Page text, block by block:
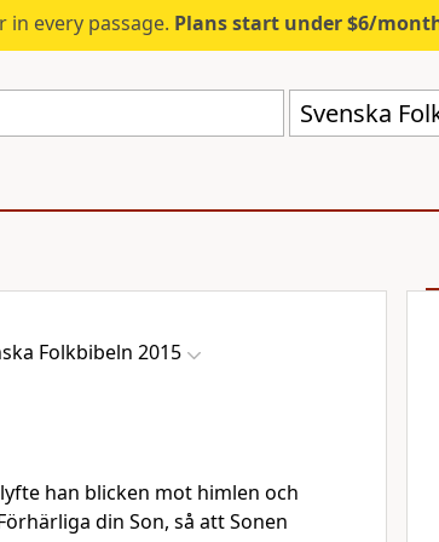
in every passage. Plans start under $6/
Svenska
Folkbibeln 2015
han blicken mot himlen och
din Son, så att Sonen